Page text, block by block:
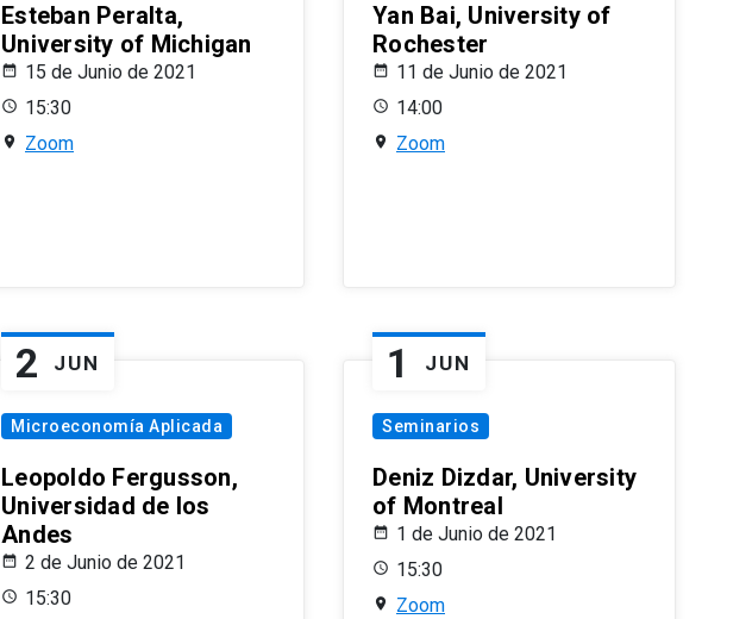
Esteban Peralta,
University of Michigan
15 de Junio de 2021
15:30
Zoom
Yan Bai, University of
Rochester
11 de Junio de 2021
14:00
Zoom
2 JUN
Microeconomía Aplicada
Leopoldo Fergusson,
Universidad de los
Andes
2 de Junio de 2021
15:30
1 JUN
Seminarios
Deniz Dizdar, University
of Montreal
1 de Junio de 2021
15:30
Zoom